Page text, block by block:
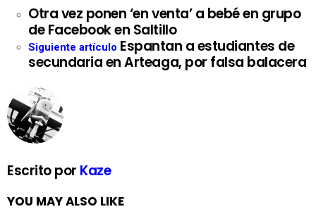
Otra vez ponen ‘en venta’ a bebé en grupo
de Facebook en Saltillo
Siguiente artículo Espantan a estudiantes de
secundaria en Arteaga, por falsa balacera
Escrito por Kaze
YOU MAY ALSO LIKE